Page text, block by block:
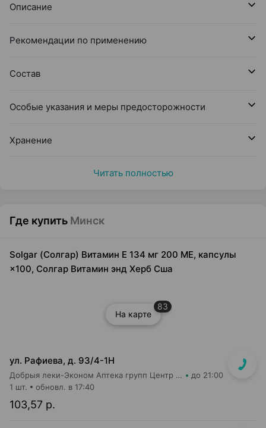
Описание
Рекомендации по применению
Состав
Особые указания и меры предосторожности
Хранение
Читать полностью
Где купить Минск
Solgar (Солгар) Витамин Е 134 мг 200 МЕ, капсулы
×100, Солгар Витамин энд Херб Сша
На карте
83
ул. Рафиева, д. 93/4-1Н
Добрыя леки-Эконом Аптека групп Центр ООО Аптека №1 до 21:00
103,57 р.
1 шт. обновл. в 17:40